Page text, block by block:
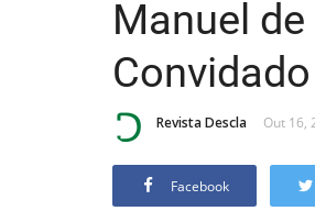
Manuel de
Revista Descla Out 16,
Facebook